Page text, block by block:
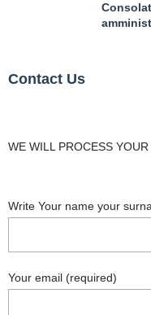
Contact Us
WE WILL PROCESS
Write Your name your
Your email (required)